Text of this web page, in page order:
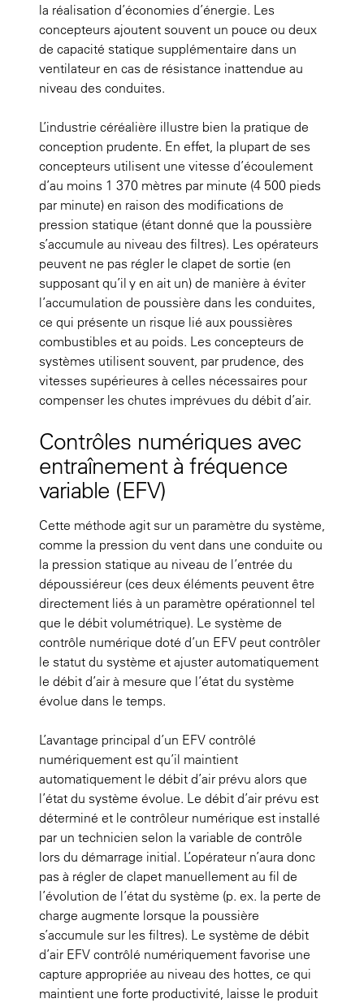
la réalisation d’économies d’énergie. Les
concepteurs ajoutent souvent un pouce ou deux
de capacité statique supplémentaire dans un
ventilateur en cas de résistance inattendue au
niveau des conduites.
L’industrie céréalière illustre bien la pratique de
conception prudente. En effet, la plupart de ses
concepteurs utilisent une vitesse d’écoulement
d’au moins 1 370 mètres par minute (4 500 pieds
par minute) en raison des modifications de
pression statique (étant donné que la poussière
s’accumule au niveau des filtres). Les opérateurs
peuvent ne pas régler le clapet de sortie (en
supposant qu’il y en ait un) de manière à éviter
l’accumulation de poussière dans les conduites,
ce qui présente un risque lié aux poussières
combustibles et au poids. Les concepteurs de
systèmes utilisent souvent, par prudence, des
vitesses supérieures à celles nécessaires pour
compenser les chutes imprévues du débit d’air.
Contrôles numériques avec
entraînement à fréquence
variable (EFV)
Cette méthode agit sur un paramètre du système,
comme la pression du vent dans une conduite ou
la pression statique au niveau de l’entrée du
dépoussiéreur (ces deux éléments peuvent être
directement liés à un paramètre opérationnel tel
que le débit volumétrique). Le système de
contrôle numérique doté d’un EFV peut contrôler
le statut du système et ajuster automatiquement
le débit d’air à mesure que l’état du système
évolue dans le temps.
L’avantage principal d’un EFV contrôlé
numériquement est qu’il maintient
automatiquement le débit d’air prévu alors que
l’état du système évolue. Le débit d’air prévu est
déterminé et le contrôleur numérique est installé
par un technicien selon la variable de contrôle
lors du démarrage initial. L’opérateur n’aura donc
pas à régler de clapet manuellement au fil de
l’évolution de l’état du système (p. ex. la perte de
charge augmente lorsque la poussière
s’accumule sur les filtres). Le système de débit
d’air EFV contrôlé numériquement favorise une
capture appropriée au niveau des hottes, ce qui
maintient une forte productivité, laisse le produit